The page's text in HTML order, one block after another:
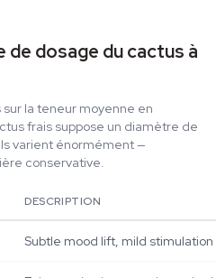
de dosage du cactus à
la teneur moyenne en
frais suppose un diamètre de
varient énormément —
conservative.
DESCRIPTION
Subtle mood lift, mild stimulation